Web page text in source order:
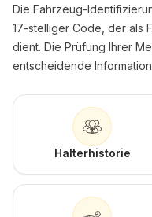
Die Fahrzeug-
17-stelliger Code, der als
dient. Die Prüfung Ihrer
entscheidende
Halterhistorie